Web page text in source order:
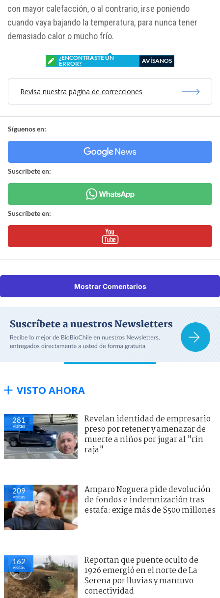
con mayor calefacción, o al contrario, irse poniendo
cuando vaya bajando la temperatura, para nunca tener
demasiado calor o mucho frío.
¿ENCONTRASTE UN
ERROR?
AVÍSANOS
Revisa nuestra página de correcciones
Síguenos en:
Suscríbete en:
Suscríbete en:
Mostrar Comentarios
VISTO AHORA
281
visitas
Revelan identidad de empresario
preso por retener y amenazar de
muerte a niños por jugar al "rin
raja"
209
visitas
Amparo Noguera pide devolución
de fondos e indemnización tras
estafa: exige más de $500 millones
162
visitas
Reportan que puente oculto de
1926 emergió en el norte de La
Serena por lluvias y mantuvo
conectividad